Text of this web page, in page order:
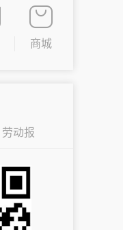
商城
劳动报